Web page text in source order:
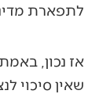
לתפארת
אז נכון,
שאין סיכוי